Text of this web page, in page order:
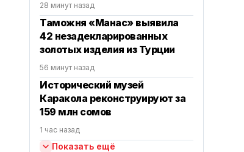
28 минут назад
Таможня «Манас» выявила
42 незадекларированных
золотых изделия из Турции
56 минут назад
Исторический музей
Каракола реконструируют за
159 млн сомов
1 час назад
Показать ещё